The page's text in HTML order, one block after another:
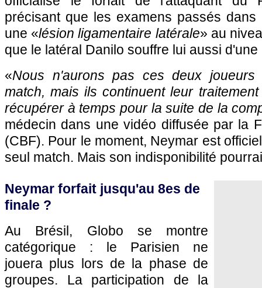
précisant que les examens passés
une «lésion ligamentaire latérale» au
que le latéral Danilo souffre lui aussi d'une
«Nous n'aurons pas ces deux joueurs
match, mais ils continuent leur
récupérer à temps pour la suite de la
médecin dans une vidéo diffusée par la
(CBF). Pour le moment, Neymar est
seul match. Mais son indisponibilité
Neymar forfait jusqu'au 8es de
finale ?
Au Brésil, Globo se montre
catégorique : le Parisien ne
jouera plus lors de la phase de
groupes. La participation de la